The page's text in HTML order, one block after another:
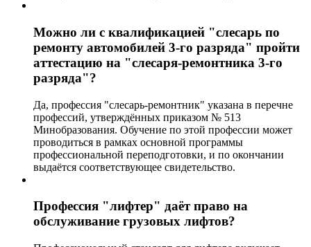
Можно ли с квалификацией "слесарь по
ремонту автомобилей 3-го разряда" пройти
аттестацию на "слесаря-ремонтника 3-го
разряда"?
Да, профессия "слесарь-ремонтник" указана в перечне
профессий, утверждённых приказом № 513
Минобразования. Обучение по этой профессии может
проводиться в рамках основной программы
профессиональной переподготовки, и по окончании
выдаётся соответствующее свидетельство.
Профессия "лифтер" даёт право на
обслуживание грузовых лифтов?